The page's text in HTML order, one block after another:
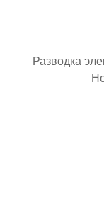
Разводка